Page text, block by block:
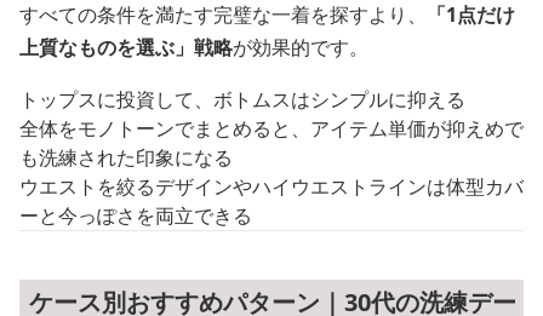
すべての条件を満たす完璧な一着を探すより、
「1点だけ
上質なものを選ぶ」戦略が効果的です。
トップスに投資して、ボトムスはシンプルに抑える
全体をモノトーンでまとめると、アイテム単価が抑えめで
も洗練された印象になる
ウエストを絞るデザインやハイウエストラインは体型カバ
ーと今っぽさを両立できる
ケース別おすすめパターン｜30代の洗練デー